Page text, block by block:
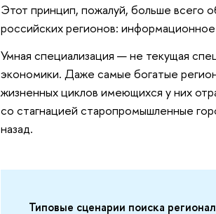
Этот принцип, пожалуй, больше всего
российских регионов:
Умная специализация — не текущая
экономики. Даже самые богатые
жизненных циклов имеющихся у них
со стагнацией старопромышленные
назад.
Типовые сценарии поиска